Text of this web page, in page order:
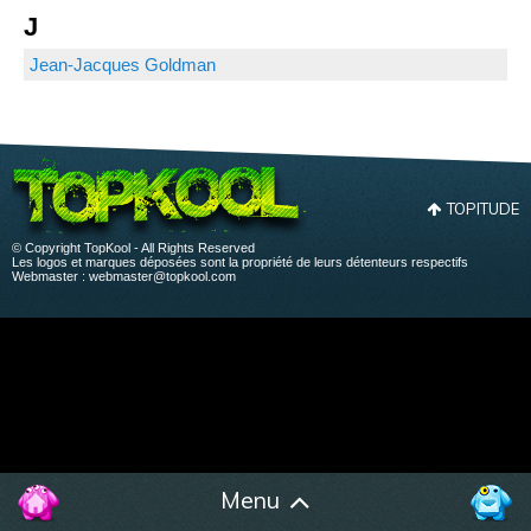
Menu
J
Jean-Jacques Goldman
TOPITUDE
© Copyright TopKool - All Rights Reserved
Les logos et marques déposées sont la propriété de leurs détenteurs respectifs
Webmaster : webmaster@topkool.com